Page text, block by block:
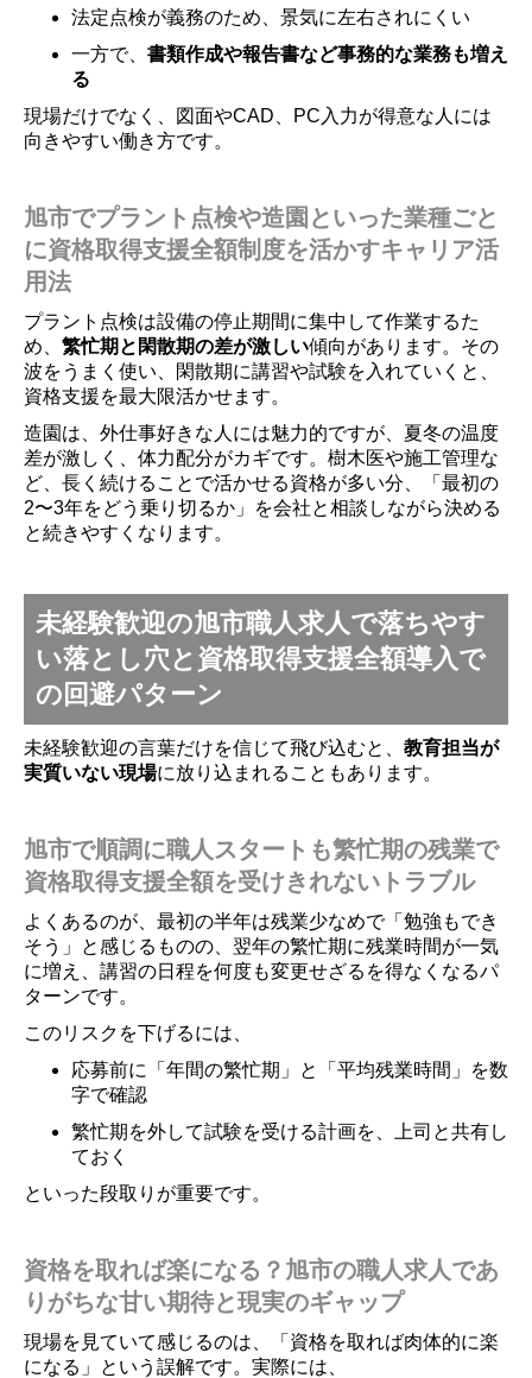
法定点検が義務のため、景気に左右されにくい
一方で、 書類作成や報告書など事務的な業務も増え
る
現場だけでなく、図面やCAD、PC入力が得意な人には
向きやすい働き方です。
旭市でプラント点検や造園といった業種ごと
に資格取得支援全額制度を活かすキャリア活
用法
プラント点検は設備の停止期間に集中して作業するた
め、 繁忙期と閑散期の差が激しい傾向があります。その
波をうまく使い、閑散期に講習や試験を入れていくと、
資格支援を最大限活かせます。
造園は、外仕事好きな人には魅力的ですが、夏冬の温度
差が激しく、体力配分がカギです。樹木医や施工管理な
ど、長く続けることで活かせる資格が多い分、「最初の
2〜3年をどう乗り切るか」を会社と相談しながら決める
と続きやすくなります。
未経験歓迎の旭市職人求人で落ちやす
い落とし穴と資格取得支援全額導入で
の回避パターン
未経験歓迎の言葉だけを信じて飛び込むと、 教育担当が
実質いない現場に放り込まれることもあります。
旭市で順調に職人スタートも繁忙期の残業で
資格取得支援全額を受けきれないトラブル
よくあるのが、最初の半年は残業少なめで「勉強もでき
そう」と感じるものの、翌年の繁忙期に残業時間が一気
に増え、講習の日程を何度も変更せざるを得なくなるパ
ターンです。
このリスクを下げるには、
応募前に「年間の繁忙期」と「平均残業時間」を数
字で確認
繁忙期を外して試験を受ける計画を、上司と共有し
ておく
といった段取りが重要です。
資格を取れば楽になる？旭市の職人求人であ
りがちな甘い期待と現実のギャップ
現場を見ていて感じるのは、「資格を取れば肉体的に楽
になる」という誤解です。実際には、